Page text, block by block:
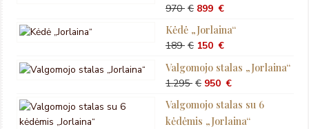
970 € Original
price
was:
970 €.
899 €Current
price
is:
899 €.
Kėdė „Jorlaina“
189 € Original
price
was:
189 €.
150 €Current
price
is:
150 €.
Valgomojo stalas „Jorlaina“
1.295 € Original
price
was:
950 €Current
price
is:
Valgomojo stalas su 6
kėdėmis „Jorlaina“